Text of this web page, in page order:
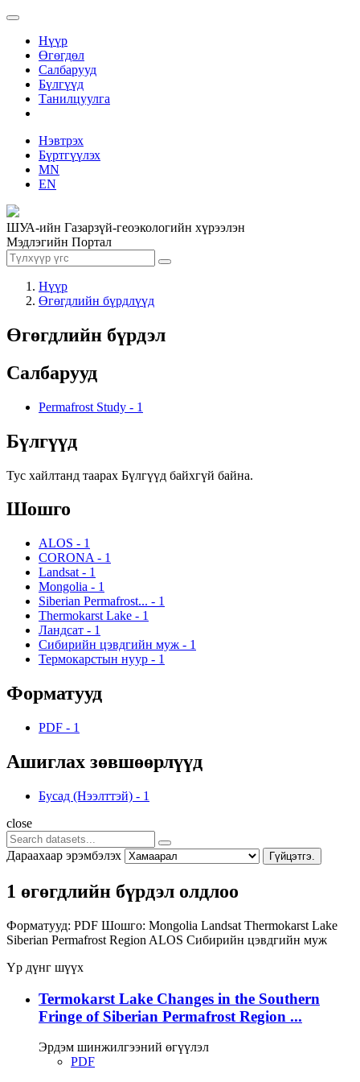
Нүүр
Өгөгдөл
Салбарууд
Бүлгүүд
Танилцуулга
Нэвтрэх
Бүртгүүлэх
MN
EN
ШУА-ийн Газарзүй-геоэкологийн хүрээлэн
Мэдлэгийн Портал
Нүүр
Өгөгдлийн бүрдлүүд
Өгөгдлийн бүрдэл
Салбарууд
Permafrost Study - 1
Бүлгүүд
Тус хайлтанд таарах Бүлгүүд байхгүй байна.
Шошго
ALOS - 1
CORONA - 1
Landsat - 1
Mongolia - 1
Siberian Permafrost... - 1
Thermokarst Lake - 1
Ландсат - 1
Сибирийн цэвдгийн муж - 1
Термокарстын нуур - 1
Форматууд
PDF - 1
Ашиглах зөвшөөрлүүд
Бусад (Нээлттэй) - 1
close
Дараахаар эрэмбэлэх Гүйцэтгэ.
1 өгөгдлийн бүрдэл олдлоо
Форматууд: PDF Шошго: Mongolia Landsat Thermokarst Lake
Siberian Permafrost Region ALOS Сибирийн цэвдгийн муж
Үр дүнг шүүх
Termokarst Lake Changes in the Southern
Fringe of Siberian Permafrost Region ...
Эрдэм шинжилгээний өгүүлэл
PDF